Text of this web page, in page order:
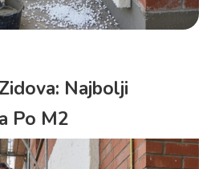
Najbolji
Po M2